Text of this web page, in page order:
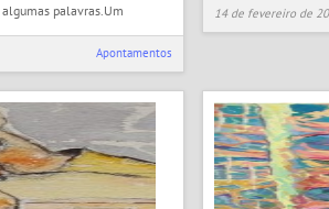
palavras.Um
Apontamentos
14 de fevereiro de